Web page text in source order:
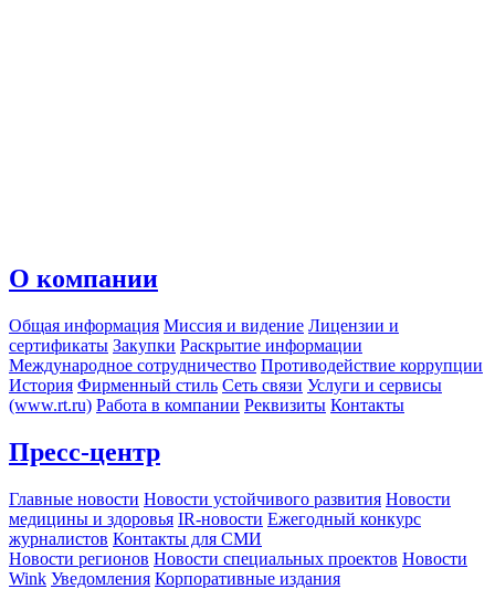
О компании
Общая информация Миссия и видение Лицензии и
сертификаты Закупки Раскрытие информации
Международное сотрудничество Противодействие коррупции
История Фирменный стиль Сеть связи Услуги и сервисы
(www.rt.ru) Работа в компании Реквизиты Контакты
Пресс-центр
Главные новости Новости устойчивого развития Новости
медицины и здоровья IR-новости Ежегодный конкурс
журналистов Контакты для СМИ
Новости регионов Новости специальных проектов Новости
Wink Уведомления Корпоративные издания